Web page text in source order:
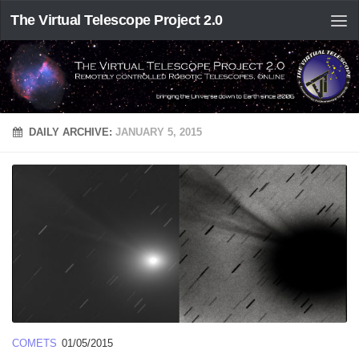
The Virtual Telescope Project 2.0
DAILY ARCHIVE:JANUARY 5, 2015
COMETS 01/05/2015